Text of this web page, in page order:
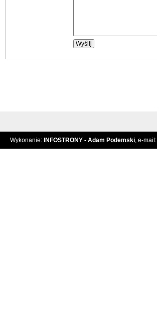
Wykonanie: INFOSTRONY - Adam Podemski, e-mail: